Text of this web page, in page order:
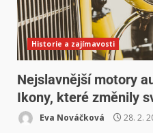
Historie a zajímavosti
Nejslavnější motory
Ikony, které změnily
Eva Nováčková 28. 2.